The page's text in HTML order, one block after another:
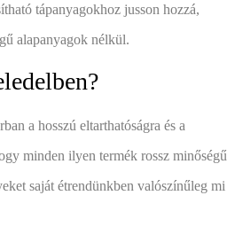
tápanyagokhoz jusson hozzá,
alapanyagok nélkül.
a hosszú eltarthatóságra és a
minden ilyen termék rossz minőségű
saját étrendünkben valószínűleg mi